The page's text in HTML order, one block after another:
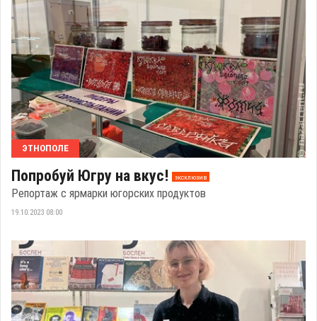
ЭТНОПОЛЕ
Попробуй Югру на вкус! эксклюзив
Репортаж с ярмарки югорских продуктов
19.10.2023 08:00